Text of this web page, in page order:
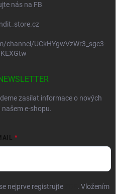
nás na FB
channel/UCkHYgwVzWr3_sgc3-
KEXGtw
zasílat informace o nových
e-shopu.
nejprve registrujte
. Vložením